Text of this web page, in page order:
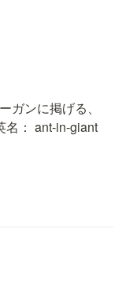
ガンに掲げる、
名： ant-in-giant